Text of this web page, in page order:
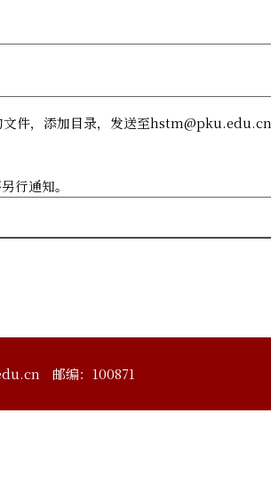
件，添加目录，发送至hstm@pku.edu.cn
行通知。
邮编：100871